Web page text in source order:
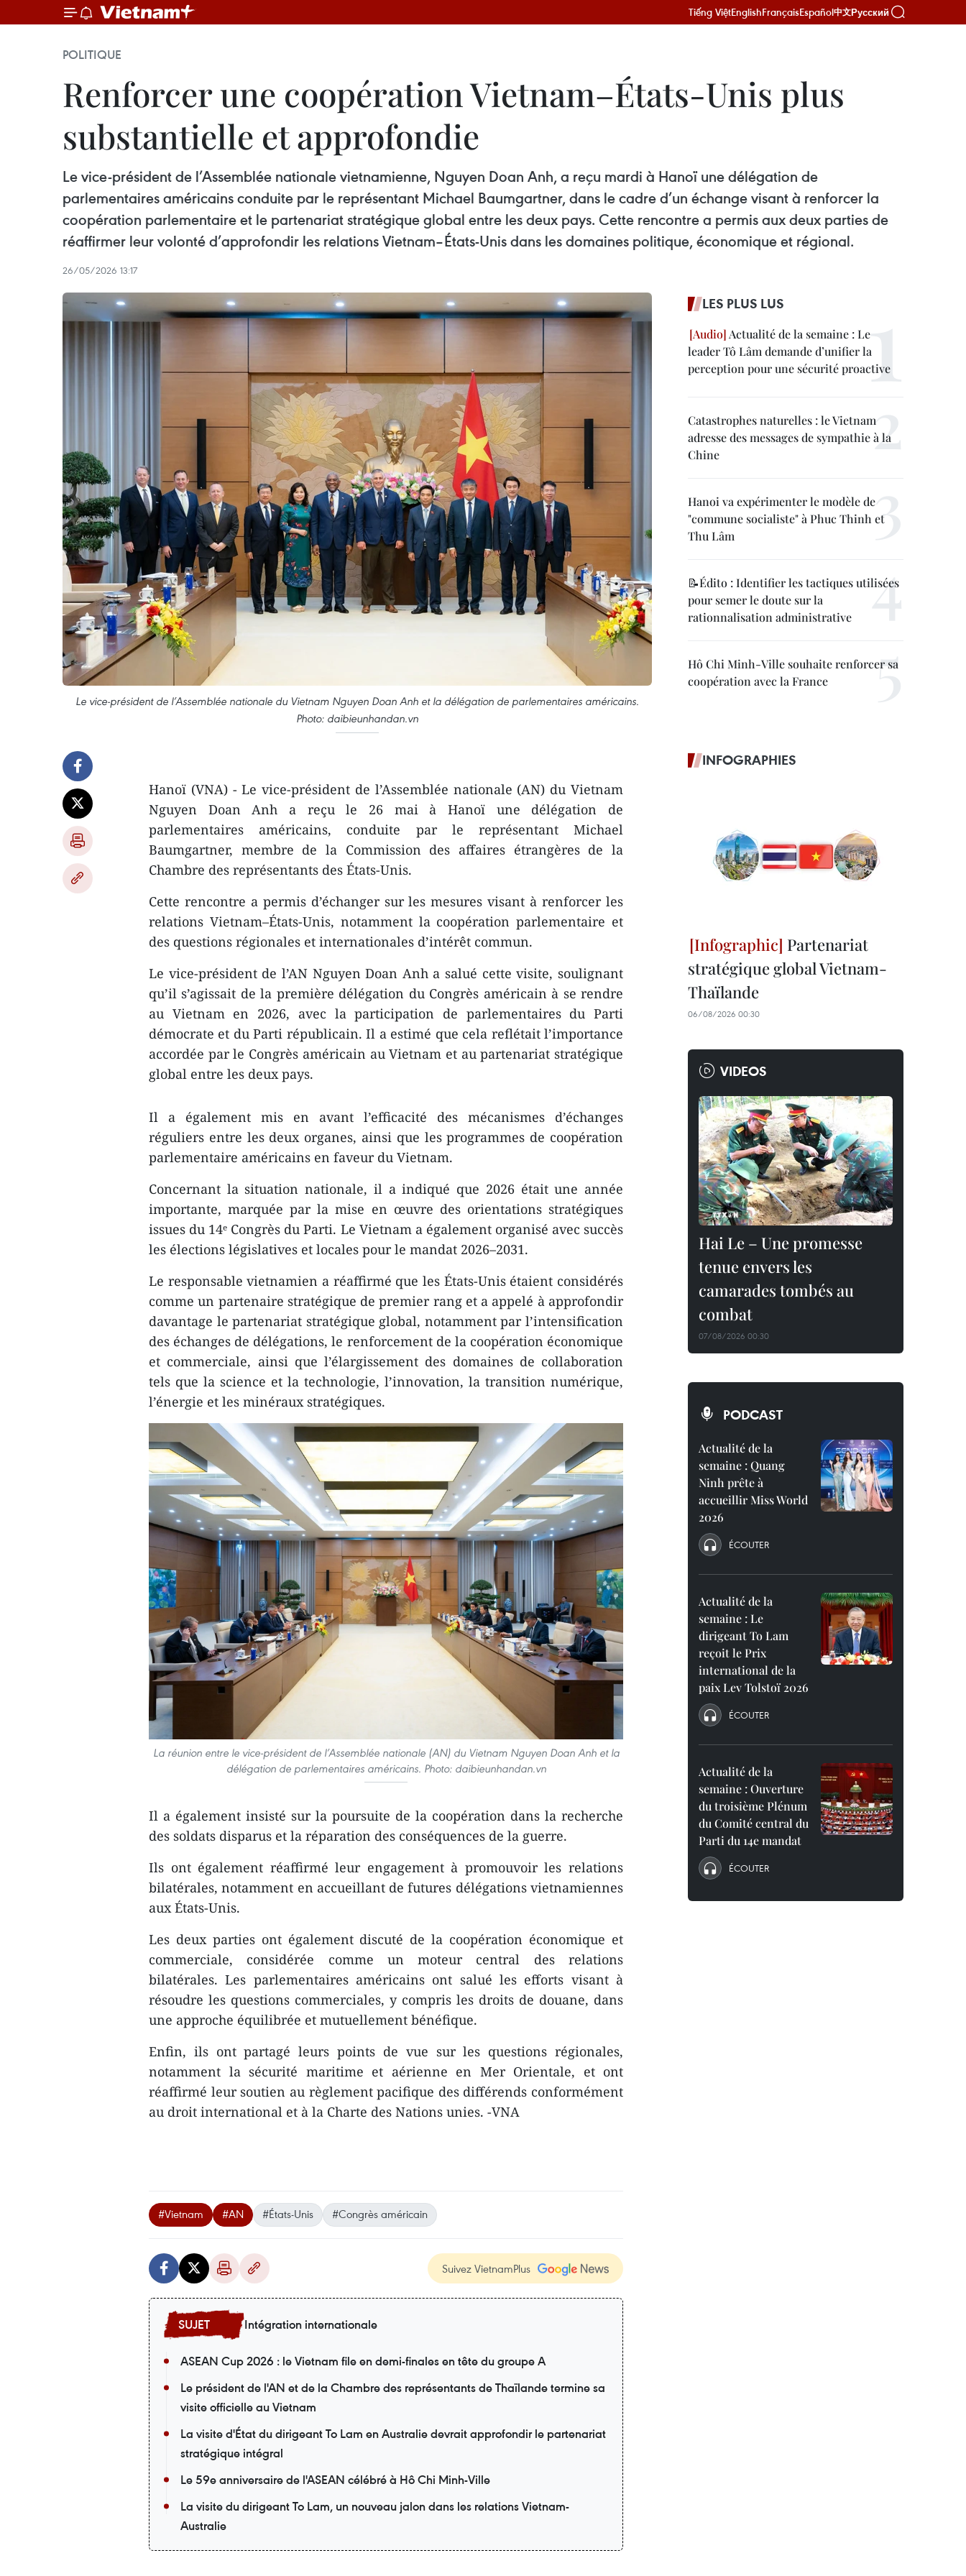
Tiếng ViệtEnglishFrançaisEspañol中文Русский
POLITIQUE
Renforcer une coopération Vietnam–États-Unis plus
substantielle et approfondie
Le vice-président de l’Assemblée nationale vietnamienne, Nguyen Doan Anh, a reçu mardi à Hanoï une délégation de
parlementaires américains conduite par le représentant Michael Baumgartner, dans le cadre d’un échange visant à renforcer la
coopération parlementaire et le partenariat stratégique global entre les deux pays. Cette rencontre a permis aux deux parties de
réaffirmer leur volonté d’approfondir les relations Vietnam–États-Unis dans les domaines politique, économique et régional.
26/05/2026 13:17
Le vice-président de l’Assemblée nationale du Vietnam Nguyen Doan Anh et la délégation de parlementaires américains.
Photo: daibieunhandan.vn
Hanoï (VNA) - Le vice-président de l’Assemblée nationale (AN) du Vietnam
Nguyen Doan Anh a reçu le 26 mai à Hanoï une délégation de
parlementaires américains, conduite par le représentant Michael
Baumgartner, membre de la Commission des affaires étrangères de la
Chambre des représentants des États-Unis.
Cette rencontre a permis d’échanger sur les mesures visant à renforcer les
relations Vietnam–États-Unis, notamment la coopération parlementaire et
des questions régionales et internationales d’intérêt commun.
Le vice-président de l’AN Nguyen Doan Anh a salué cette visite, soulignant
qu’il s’agissait de la première délégation du Congrès américain à se rendre
au Vietnam en 2026, avec la participation de parlementaires du Parti
démocrate et du Parti républicain. Il a estimé que cela reflétait l’importance
accordée par le Congrès américain au Vietnam et au partenariat stratégique
global entre les deux pays.
Il a également mis en avant l’efficacité des mécanismes d’échanges
réguliers entre les deux organes, ainsi que les programmes de coopération
parlementaire américains en faveur du Vietnam.
Concernant la situation nationale, il a indiqué que 2026 était une année
importante, marquée par la mise en œuvre des orientations stratégiques
issues du 14ᵉ Congrès du Parti. Le Vietnam a également organisé avec succès
les élections législatives et locales pour le mandat 2026–2031.
Le responsable vietnamien a réaffirmé que les États-Unis étaient considérés
comme un partenaire stratégique de premier rang et a appelé à approfondir
davantage le partenariat stratégique global, notamment par l’intensification
des échanges de délégations, le renforcement de la coopération économique
et commerciale, ainsi que l’élargissement des domaines de collaboration
tels que la science et la technologie, l’innovation, la transition numérique,
l’énergie et les minéraux stratégiques.
La réunion entre le vice-président de l’Assemblée nationale (AN) du Vietnam Nguyen Doan Anh et la
délégation de parlementaires américains. Photo: daibieunhandan.vn
Il a également insisté sur la poursuite de la coopération dans la recherche
des soldats disparus et la réparation des conséquences de la guerre.
Ils ont également réaffirmé leur engagement à promouvoir les relations
bilatérales, notamment en accueillant de futures délégations vietnamiennes
aux États-Unis.
Les deux parties ont également discuté de la coopération économique et
commerciale, considérée comme un moteur central des relations
bilatérales. Les parlementaires américains ont salué les efforts visant à
résoudre les questions commerciales, y compris les droits de douane, dans
une approche équilibrée et mutuellement bénéfique.
Enfin, ils ont partagé leurs points de vue sur les questions régionales,
notamment la sécurité maritime et aérienne en Mer Orientale, et ont
réaffirmé leur soutien au règlement pacifique des différends conformément
au droit international et à la Charte des Nations unies. -VNA
#Vietnam #AN #États-Unis #Congrès américain
Suivez VietnamPlus
Intégration internationale
ASEAN Cup 2026 : le Vietnam file en demi-finales en tête du groupe A
Le président de l'AN et de la Chambre des représentants de Thaïlande termine sa
visite officielle au Vietnam
La visite d'État du dirigeant To Lam en Australie devrait approfondir le partenariat
stratégique intégral
Le 59e anniversaire de l'ASEAN célébré à Hô Chi Minh-Ville
La visite du dirigeant To Lam, un nouveau jalon dans les relations Vietnam-
Australie
LES PLUS LUS
Actualité de la semaine : Le
leader Tô Lâm demande d’unifier la
perception pour une sécurité proactive
Catastrophes naturelles : le Vietnam
adresse des messages de sympathie à la
Chine
Hanoi va expérimenter le modèle de
"commune socialiste" à Phuc Thinh et
Thu Lâm
📝Édito : Identifier les tactiques utilisées
pour semer le doute sur la
rationnalisation administrative
Hô Chi Minh-Ville souhaite renforcer sa
coopération avec la France
INFOGRAPHIES
Partenariat
stratégique global Vietnam-
Thaïlande
06/08/2026 00:30
VIDEOS
Hai Le – Une promesse
tenue envers les
camarades tombés au
combat
07/08/2026 00:30
PODCAST
Actualité de la
semaine : Quang
Ninh prête à
accueillir Miss World
2026
ÉCOUTER
Actualité de la
semaine : Le
dirigeant To Lam
reçoit le Prix
international de la
paix Lev Tolstoï 2026
ÉCOUTER
Actualité de la
semaine : Ouverture
du troisième Plénum
du Comité central du
Parti du 14e mandat
ÉCOUTER